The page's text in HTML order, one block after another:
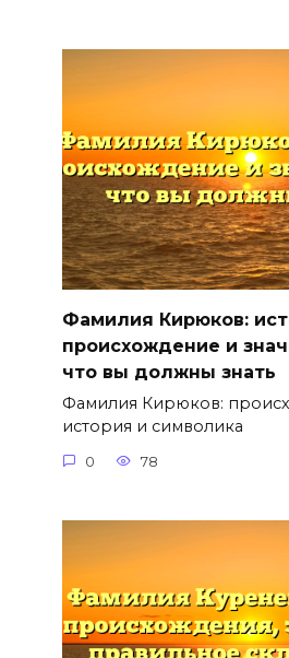
Фамилия Кирюков:
происхождение и
что вы должны знать
Фамилия Кирюков:
история и символика
0 78